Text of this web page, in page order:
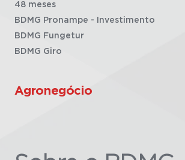
48 meses
BDMG Pronampe - Investimento
BDMG Fungetur
BDMG Giro
Agronegócio